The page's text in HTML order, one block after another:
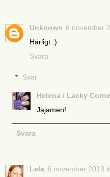
Unknown 6 november
Härligt :)
Svara
Svar
Helena / Lacky
Jajamen!
Svara
Lela 6 november 2013